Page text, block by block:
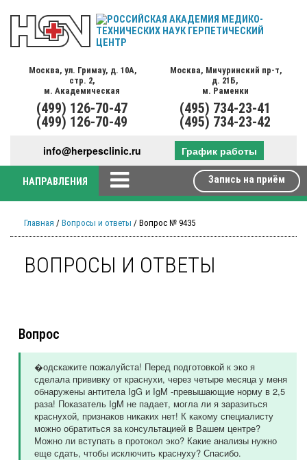
Москва, ул. Гримау, д. 10А,
стр. 2,
м. Академическая
(499) 126-70-47
(499) 126-70-49
Москва, Мичуринский пр-т,
д. 21Б,
м. Раменки
(495) 734-23-41
(495) 734-23-42
info@herpesclinic.ru График работы
НАПРАВЛЕНИЯ Запись на приём
Главная / Вопросы и ответы / Вопрос № 9435
ВОПРОСЫ И ОТВЕТЫ
Вопрос
�одскажите пожалуйста! Перед подготовкой к эко я
сделала прививку от краснухи, через четыре месяца у меня
обнаружены антитела IgG и IgM -превышающие норму в 2,5
раза! Показатель IgM не падает, могла ли я заразиться
краснухой, признаков никаких нет! К какому специалисту
можно обратиться за консультацией в Вашем центре?
Можно ли вступать в протокол эко? Какие анализы нужно
еще сдать, чтобы исключить краснуху? Спасибо.